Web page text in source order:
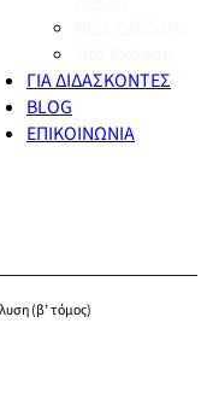
ΓΙΑ ΔΙΔΑΣΚΟΝΤΕΣ
BLOG
ΕΠΙΚΟΙΝΩΝΙΑ
(β’ τόμος)